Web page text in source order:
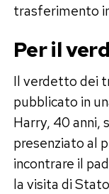
trasferimento
Per il
Il verdetto dei
pubblicato in
Harry, 40 anni,
presenziato al
incontrare il
la visita di